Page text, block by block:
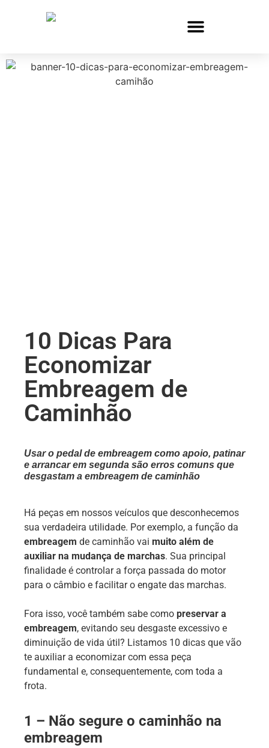
10 Dicas Para
Economizar
Embreagem de
Caminhão
Usar o pedal de embreagem como apoio, patinar
e arrancar em segunda são erros comuns que
desgastam a embreagem de caminhão
Há peças em nossos veículos que desconhecemos
sua verdadeira utilidade. Por exemplo, a função da
embreagem de caminhão vai muito além de
auxiliar na mudança de marchas. Sua principal
finalidade é controlar a força passada do motor
para o câmbio e facilitar o engate das marchas.
Fora isso, você também sabe como preservar a
embreagem, evitando seu desgaste excessivo e
diminuição de vida útil? Listamos 10 dicas que vão
te auxiliar a economizar com essa peça
fundamental e, consequentemente, com toda a
frota.
1 – Não segure o caminhão na
embreagem